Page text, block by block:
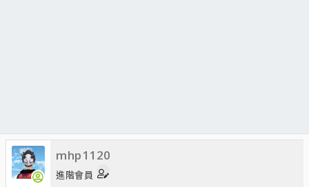
mhp1120
進階會員